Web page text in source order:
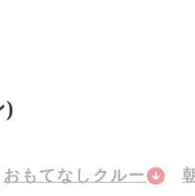
)
おもてなしクルー